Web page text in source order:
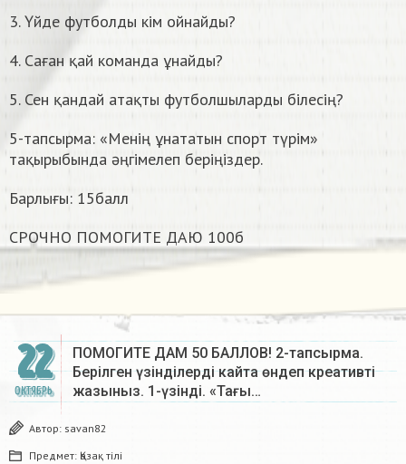
3. Үйде футболды кім ойнайды?
4. Саған қай команда ұнайды?
5. Сен қандай атақты футболшыларды білесің?
5-тапсырма: «Менің ұнататын спорт түрім»
тақырыбында әңгімелеп беріңіздер.
Барлығы: 15балл
СРОЧНО ПОМОГИТЕ ДАЮ 100б
22
ОКТЯБРЬ
ПОМОГИТЕ ДАМ 50 БАЛЛОВ! 2-тапсырма.
Берілген үзінділердi кайта өндеп креативтi
жазыныз. 1-үзінді. «Тағы…
Автор: savan82
Предмет: Қазақ тiлi